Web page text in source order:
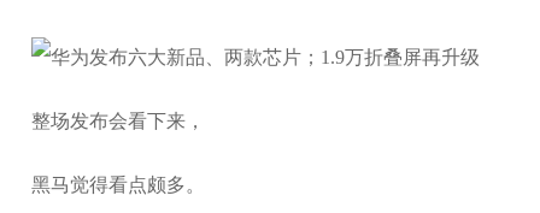
整场发布会看下来，
黑马觉得看点颇多。